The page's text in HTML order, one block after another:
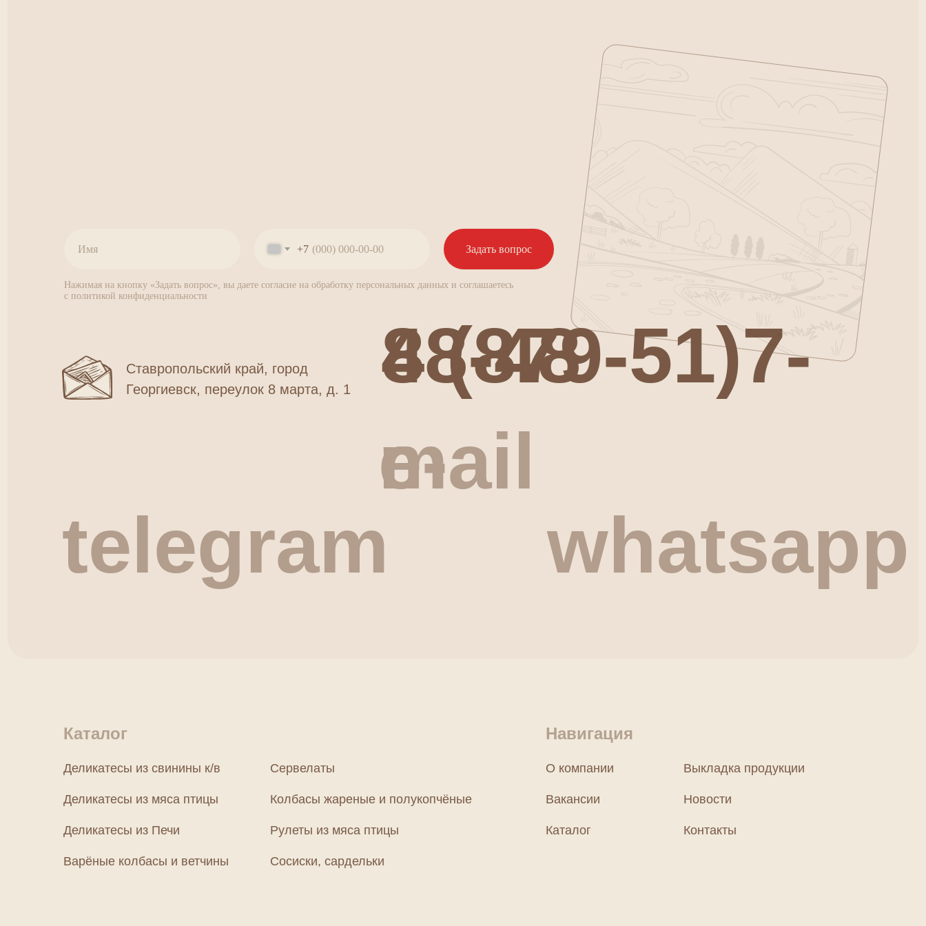
Ставропольский край, город
Георгиевск, переулок 8 марта, д. 1
8 (879-51)7-48-48
e-mail
whatsapp
telegram
+7 Задать вопрос
Нажимая на кнопку «Задать вопрос», вы даете согласие на обработку персональных данных и соглашаетесь
c политикой конфиденциальности
Каталог
Деликатесы из свинины к/в
Деликатесы из мяса птицы
Деликатесы из Печи
Варёные колбасы и ветчины
Сервелаты
Колбасы жареные и полукопчёные
Рулеты из мяса птицы
Сосиски, сардельки
Навигация
О компании
Вакансии
Каталог
Выкладка продукции
Новости
Контакты